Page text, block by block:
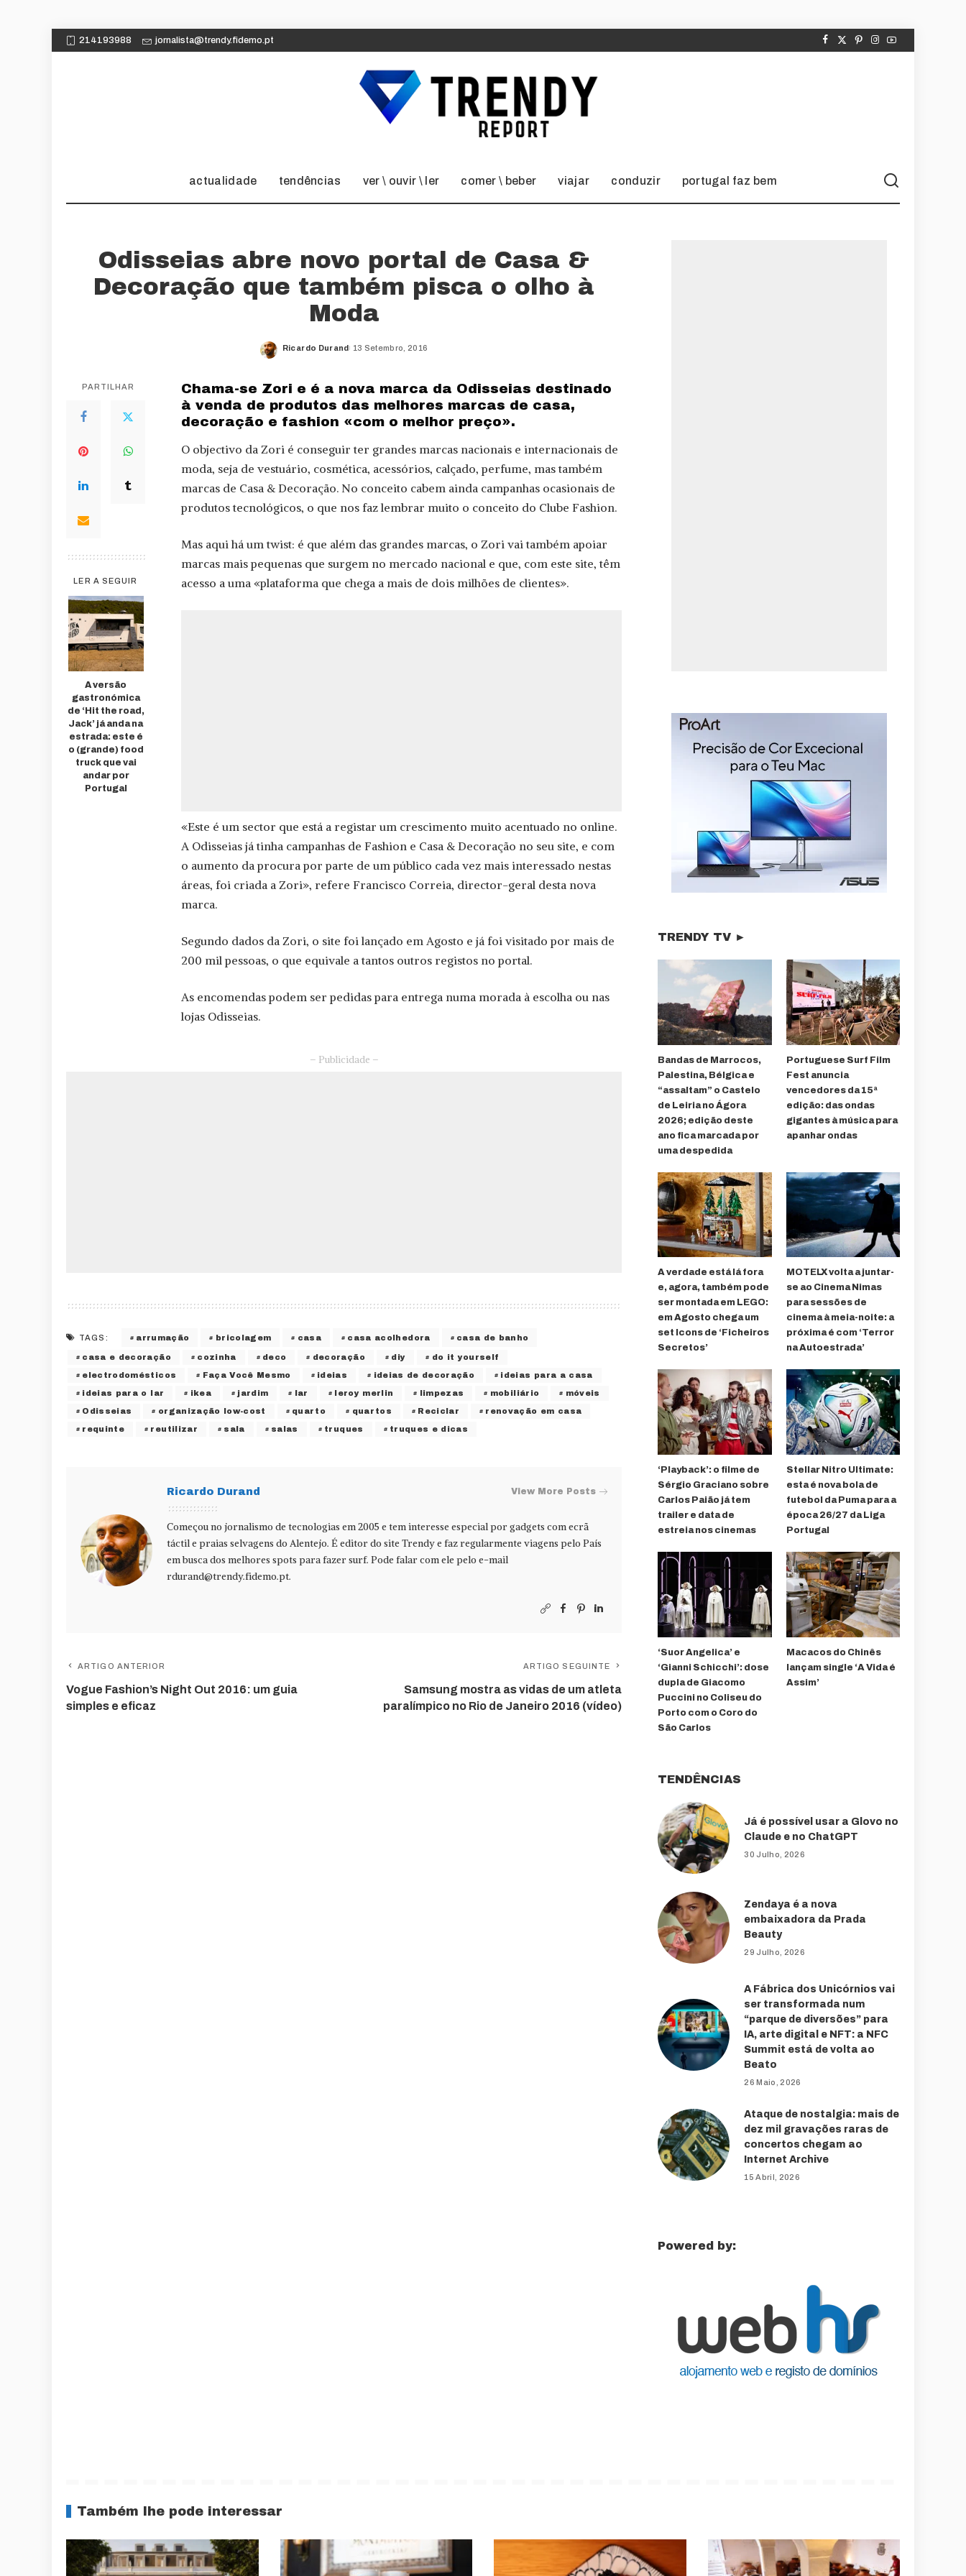
214193988 jornalista@trendy.fidemo.pt
actualidade tendências ver \ ouvir \ ler comer \ beber viajar conduzir portugal faz bem
Odisseias abre novo portal de Casa &
Decoração que também pisca o olho à
Moda
Posted
Ricardo Durand 13 Setembro, 2016
PARTILHAR
LER A SEGUIR
A versão
gastronómica
de ‘Hit the road,
Jack’ já anda na
estrada: este é
o (grande) food
truck que vai
andar por
Portugal
Chama-se Zori e é a nova marca da Odisseias destinado
à venda de produtos das melhores marcas de casa,
decoração e fashion «com o melhor preço».
O objectivo da Zori é conseguir ter grandes marcas nacionais e internacionais de
moda, seja de vestuário, cosmética, acessórios, calçado, perfume, mas também
marcas de Casa & Decoração. No conceito cabem ainda campanhas ocasionais de
produtos tecnológicos, o que nos faz lembrar muito o conceito do Clube Fashion.
Mas aqui há um twist: é que além das grandes marcas, o Zori vai também apoiar
marcas mais pequenas que surgem no mercado nacional e que, com este site, têm
acesso a uma «plataforma que chega a mais de dois milhões de clientes».
«Este é um sector que está a registar um crescimento muito acentuado no online.
A Odisseias já tinha campanhas de Fashion e Casa & Decoração no seu site, e com
o aumento da procura por parte de um público cada vez mais interessado nestas
áreas, foi criada a Zori», refere Francisco Correia, director-geral desta nova
marca.
Segundo dados da Zori, o site foi lançado em Agosto e já foi visitado por mais de
200 mil pessoas, o que equivale a tantos outros registos no portal.
As encomendas podem ser pedidas para entrega numa morada à escolha ou nas
lojas Odisseias.
– Publicidade –
TAGS: arrumação bricolagem casa casa acolhedora casa de banho
casa e decoração cozinha deco decoração diy do it yourself
electrodomésticos Faça Você Mesmo ideias ideias de decoração ideias para a casa
ideias para o lar ikea jardim lar leroy merlin limpezas mobiliário móveis
Odisseias organização low-cost quarto quartos Reciclar renovação em casa
requinte reutilizar sala salas truques truques e dicas
Ricardo Durand View More Posts
Começou no jornalismo de tecnologias em 2005 e tem interesse especial por gadgets com ecrã
táctil e praias selvagens do Alentejo. É editor do site Trendy e faz regularmente viagens pelo País
em busca dos melhores spots para fazer surf. Pode falar com ele pelo e-mail
rdurand@trendy.fidemo.pt.
ARTIGO ANTERIOR
Vogue Fashion’s Night Out 2016: um guia
simples e eficaz
ARTIGO SEGUINTE
Samsung mostra as vidas de um atleta
paralímpico no Rio de Janeiro 2016 (vídeo)
TRENDY TV ►
Bandas de Marrocos,
Palestina, Bélgica e
“assaltam” o Castelo
de Leiria no Ágora
2026; edição deste
ano fica marcada por
uma despedida
Portuguese Surf Film
Fest anuncia
vencedores da 15ª
edição: das ondas
gigantes à música para
apanhar ondas
A verdade está lá fora
e, agora, também pode
ser montada em LEGO:
em Agosto chega um
set Icons de ‘Ficheiros
Secretos’
MOTELX volta a juntar-
se ao Cinema Nimas
para sessões de
cinema à meia-noite: a
próxima é com ‘Terror
na Autoestrada’
‘Playback’: o filme de
Sérgio Graciano sobre
Carlos Paião já tem
trailer e data de
estreia nos cinemas
Stellar Nitro Ultimate:
esta é nova bola de
futebol da Puma para a
época 26/27 da Liga
Portugal
‘Suor Angelica’ e
‘Gianni Schicchi’: dose
dupla de Giacomo
Puccini no Coliseu do
Porto com o Coro do
São Carlos
Macacos do Chinês
lançam single ‘A Vida é
Assim’
TENDÊNCIAS
Já é possível usar a Glovo no
Claude e no ChatGPT
30 Julho, 2026
Zendaya é a nova
embaixadora da Prada
Beauty
29 Julho, 2026
A Fábrica dos Unicórnios vai
ser transformada num
“parque de diversões” para
IA, arte digital e NFT: a NFC
Summit está de volta ao
Beato
26 Maio, 2026
Ataque de nostalgia: mais de
dez mil gravações raras de
concertos chegam ao
Internet Archive
15 Abril, 2026
Powered by:
Também lhe pode interessar